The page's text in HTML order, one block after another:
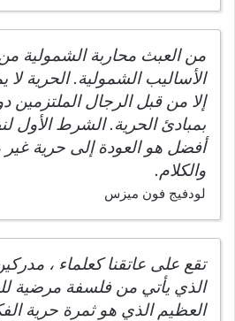
من العبث محاربة الشمولية
الأساليب الشمولية. الحرية
إلا من قبل الرجال
بمبادئ الحرية. الشرط الأول
أفضل هو العودة إلى حرية غير
والكلام.
لودفيج فون ميزس
تقع على عاتقنا كعلماء ،
الذي يأتي من فلسفة مرضية
العظيم الذي هو ثمرة حرية